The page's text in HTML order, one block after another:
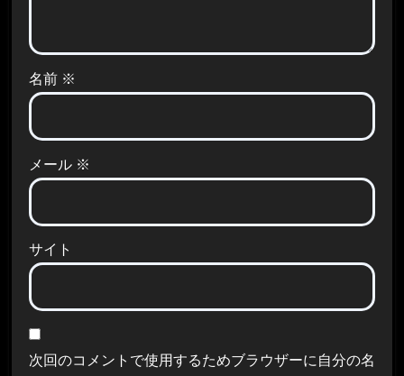
名前 ※
メール ※
サイト
次回のコメントで使用するためブラウザーに自分の名